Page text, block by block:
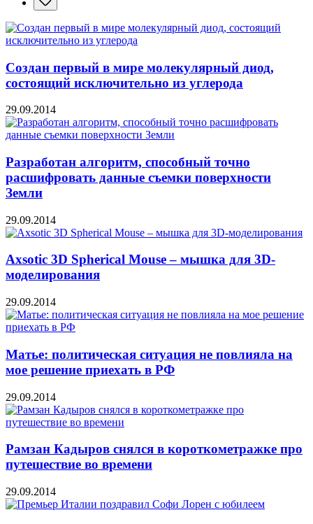
Создан первый в мире молекулярный диод,
состоящий исключительно из углерода
29.09.2014
Разработан алгоритм, способный точно
расшифровать данные съемки поверхности
Земли
29.09.2014
Axsotic 3D Spherical Mouse – мышка для 3D-
моделирования
29.09.2014
Матье: политическая ситуация не повлияла на
мое решение приехать в РФ
29.09.2014
Рамзан Кадыров снялся в короткометражке про
путешествие во времени
29.09.2014